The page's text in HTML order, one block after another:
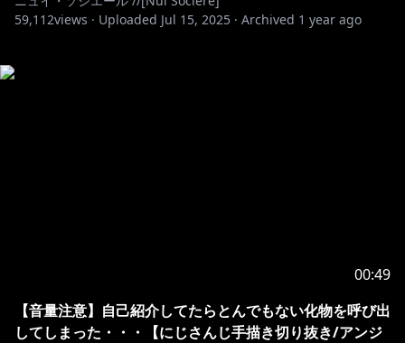
59,112views · Uploaded Jul 15, 2025 · Archived 1 year ago
00:49
【音量注意】自己紹介してたらとんでもない化物を呼び出
してしまった・・・【にじさんじ手描き切り抜き/アンジ